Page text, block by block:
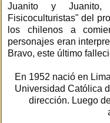
Juanito y Juanito,
Fisicoculturistas" del
los chilenos a
personajes eran
Bravo, este último
En 1952 nació en
Universidad Católica
dirección. Luego